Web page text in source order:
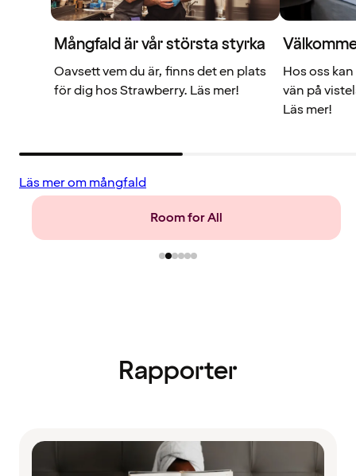
Mångfald är vår största styrka
Oavsett vem du är, finns det en plats
för dig hos Strawberry. Läs mer!
Hos oss
vän på
Läs mer!
Läs mer om mångfald
Mat och dryck
Rapporter